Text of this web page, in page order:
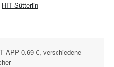
HIT Sütterlin
APP 0.69 €, verschiedene